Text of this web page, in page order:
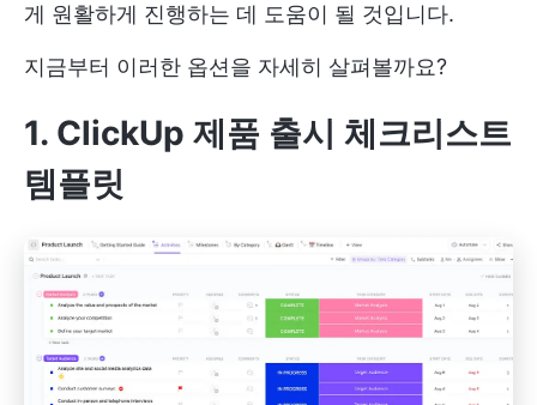
게 원활하게 진행하는 데 도움이 될 것입니다.
지금부터 이러한 옵션을 자세히 살펴볼까요?
1. ClickUp 제품 출시 체크리스트
템플릿